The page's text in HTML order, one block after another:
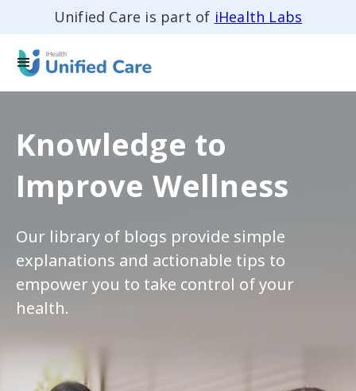
Unified Care is part of iHealth Labs
Knowledge to
Improve Wellness
Our library of blogs provide simple
explanations and actionable tips to
empower you to take control of your
health.